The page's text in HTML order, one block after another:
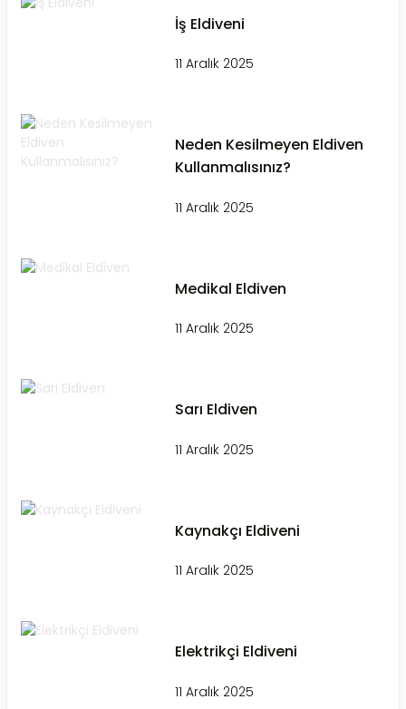
İş Eldiveni
11 Aralık 2025
Neden Kesilmeyen Eldiven
Kullanmalısınız?
11 Aralık 2025
Medikal Eldiven
11 Aralık 2025
Sarı Eldiven
11 Aralık 2025
Kaynakçı Eldiveni
11 Aralık 2025
Elektrikçi Eldiveni
11 Aralık 2025